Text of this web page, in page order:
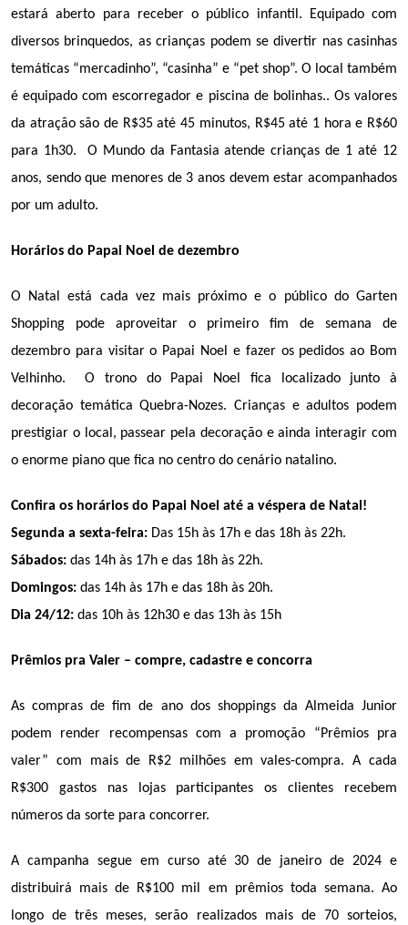
estará aberto para receber o público infantil. Equipado com
diversos brinquedos, as crianças podem se divertir nas casinhas
temáticas “mercadinho”, “casinha” e “pet shop”. O local também
é equipado com escorregador e piscina de bolinhas.. Os valores
da atração são de R$35 até 45 minutos, R$45 até 1 hora e R$60
para 1h30.  O Mundo da Fantasia atende crianças de 1 até 12
anos, sendo que menores de 3 anos devem estar acompanhados
por um adulto.
Horários do Papai Noel de dezembro
O Natal está cada vez mais próximo e o público do Garten
Shopping pode aproveitar o primeiro fim de semana de
dezembro para visitar o Papai Noel e fazer os pedidos ao Bom
Velhinho.  O trono do Papai Noel fica localizado junto à
decoração temática Quebra-Nozes. Crianças e adultos podem
prestigiar o local, passear pela decoração e ainda interagir com
o enorme piano que fica no centro do cenário natalino.
Confira os horários do Papai Noel até a véspera de Natal!
Segunda a sexta-feira: Das 15h às 17h e das 18h às 22h.
Sábados: das 14h às 17h e das 18h às 22h.
Domingos: das 14h às 17h e das 18h às 20h.
Dia 24/12: das 10h às 12h30 e das 13h às 15h
Prêmios pra Valer – compre, cadastre e concorra
As compras de fim de ano dos shoppings da Almeida Junior
podem render recompensas com a promoção “Prêmios pra
valer” com mais de R$2 milhões em vales-compra. A cada
R$300 gastos nas lojas participantes os clientes recebem
números da sorte para concorrer.
A campanha segue em curso até 30 de janeiro de 2024 e
distribuirá mais de R$100 mil em prêmios toda semana. Ao
longo de três meses, serão realizados mais de 70 sorteios,